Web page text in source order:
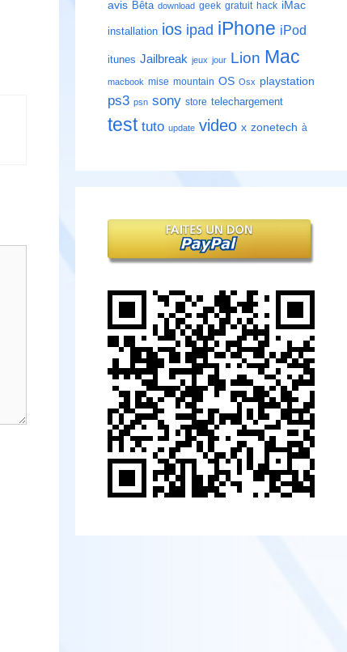
avis Bêta download geek gratuit hack iMac
installation ios ipad iPhone iPod
itunes Jailbreak jeux jour Lion Mac
macbook mise mountain OS Osx playstation
ps3 psn sony store telechargement
test tuto update video x zonetech à